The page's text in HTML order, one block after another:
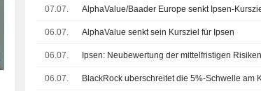
07.07.
06.07. AlphaValue senkt sein Kursziel für Ipsen
06.07. Ipsen: Neubewertung der mittelfristigen Risiken
06.07. BlackRock uberschreitet die 5%-Schwelle am